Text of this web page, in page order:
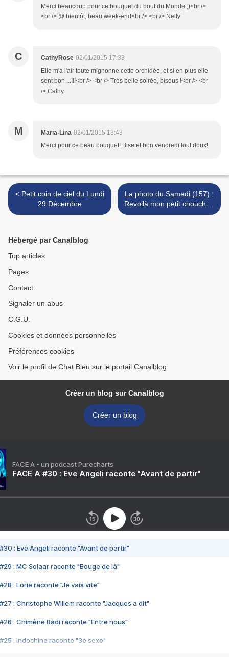
Merci beaucoup pour ce bouquet du bout du Monde ;)<br />
<br /> @ bientôt, beau week-end<br /> <br /> Nelly
C CathyRose 02/01/2015 17:33
Elle m'a l'air toute mignonne cette orchidée, et si en plus elle
sent bon ...!!!<br /> <br /> Très belle soirée, bisous !<br /> <br
/> Cathy
M Maria-Lina 02/01/2015 13:43
Merci pour ce beau bouquet! Bise et bon vendredi tout doux!
< Petit coin de ciel du Lundi
29 Décembre
La photo du Samedi (157) :
Revoilà mon petit chouchou
>
Hébergé par Canalblog
Top articles
Pages
Contact
Signaler un abus
C.G.U.
Cookies et données personnelles
Préférences cookies
Voir le profil de Chat Bleu sur le portail Canalblog
Créer un blog sur Canalblog
Créer un blog
FACE A - un podcast Purecharts
FACE A #30 : Eve Angeli raconte "Avant de partir"
#30 : Eve Angeli raconte "Avant de partir"
#29 : MC Solaar raconte "Bouge de là"
#28 : Lorie raconte "Je vais vite"
#27 : Christophe Willem raconte "Jacques a dit"
#26 : Chimène Badi raconte "Entre nous"
#25 : Indochine raconte "3e sexe"